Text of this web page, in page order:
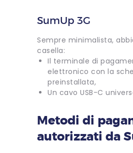
SumUp 3G
Sempre minimalista,
casella:
Il terminale di
elettronico con la
preinstallata,
Un cavo USB-C
Metodi di
autorizzati da